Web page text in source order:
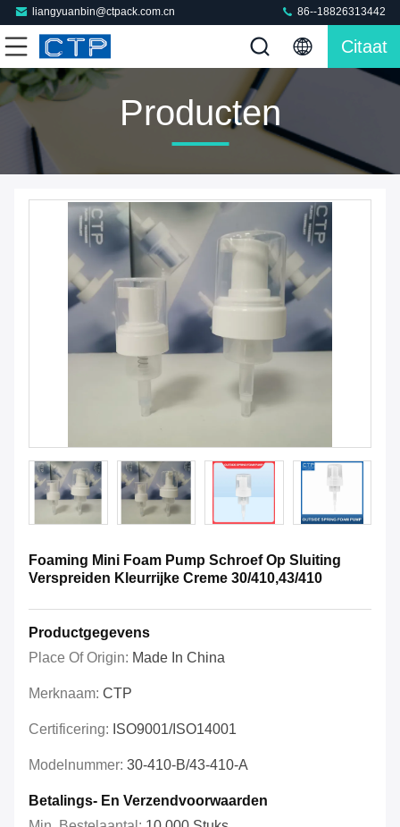
liangyuanbin@ctpack.com.cn 86--18826313442
Citaat
Producten
Foaming Mini Foam Pump Schroef Op Sluiting
Verspreiden Kleurrijke Creme 30/410,43/410
Productgegevens
Place Of Origin: Made In China
Merknaam: CTP
Certificering: ISO9001/ISO14001
Modelnummer: 30-410-B/43-410-A
Betalings- En Verzendvoorwaarden